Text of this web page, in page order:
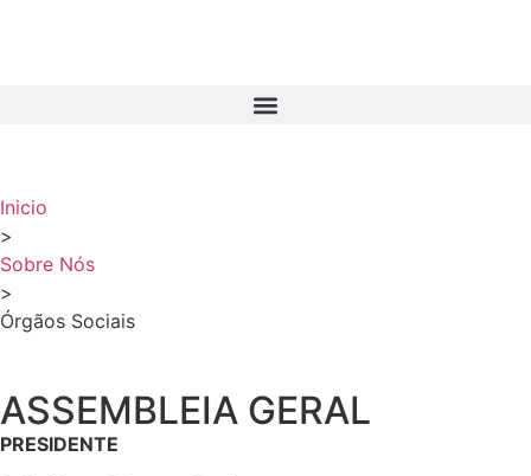
Inicio
>
Sobre Nós
>
Órgãos Sociais
ASSEMBLEIA GERAL
PRESIDENTE